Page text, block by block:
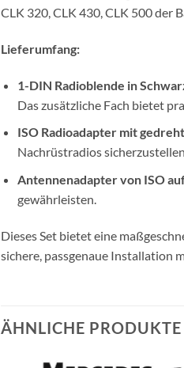
CLK 320, CLK 430, CLK 500 der
Lieferumfang:
1-DIN Radioblende in
Das zusätzliche Fach bietet
ISO Radioadapter mit
Nachrüstradios
Antennenadapter von ISO
gewährleisten.
Dieses Set bietet eine
sichere, passgenaue
ÄHNLICHE PRODUKTE